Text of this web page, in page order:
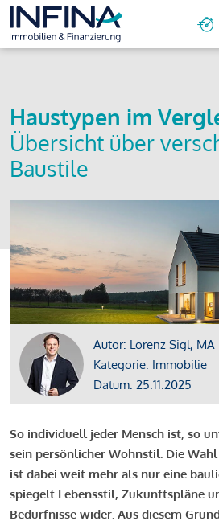
Haustypen im
Übersicht über
Baustile
Autor: Lorenz Sigl, MA
Kategorie: Immobilie
Datum: 25.11.2025
So individuell jeder Mensch ist, so
sein persönlicher Wohnstil. Die
ist dabei weit mehr als nur eine
spiegelt Lebensstil, Zukunftspläne
Bedürfnisse wider. Aus diesem